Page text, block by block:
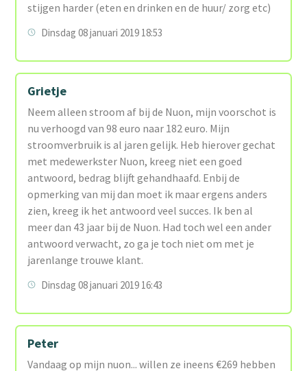
stijgen harder (eten en drinken en de huur/ zorg etc)
Dinsdag 08 januari 2019 18:53
Grietje
Neem alleen stroom af bij de Nuon, mijn voorschot is
nu verhoogd van 98 euro naar 182 euro. Mijn
stroomverbruik is al jaren gelijk. Heb hierover gechat
met medewerkster Nuon, kreeg niet een goed
antwoord, bedrag blijft gehandhaafd. Enbij de
opmerking van mij dan moet ik maar ergens anders
zien, kreeg ik het antwoord veel succes. Ik ben al
meer dan 43 jaar bij de Nuon. Had toch wel een ander
antwoord verwacht, zo ga je toch niet om met je
jarenlange trouwe klant.
Dinsdag 08 januari 2019 16:43
Peter
Vandaag op mijn nuon... willen ze ineens €269 hebben